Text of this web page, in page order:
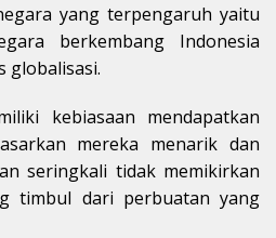
yang terpengaruh yaitu
berkembang Indonesia
globalisasi.
kebiasaan mendapatkan
mereka menarik dan
seringkali tidak memikirkan
timbul dari perbuatan yang